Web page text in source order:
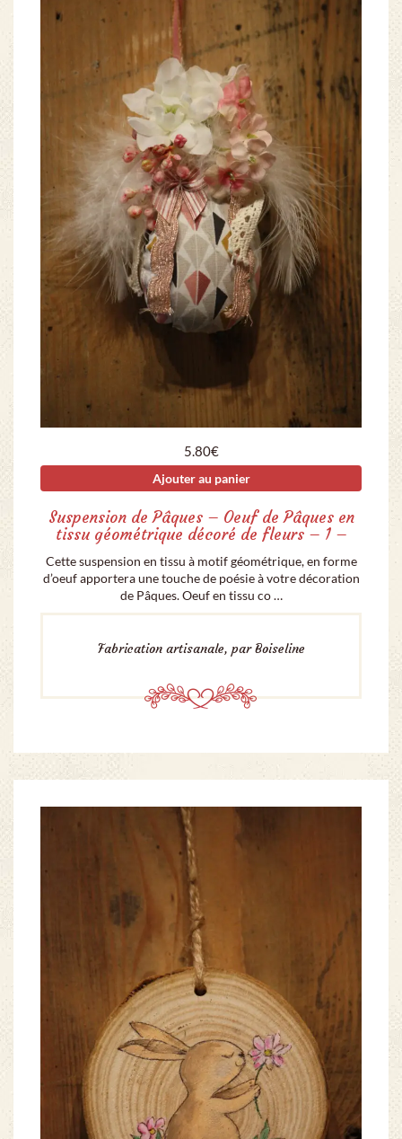
5.80€
Ajouter au panier
Suspension de Pâques – Oeuf de Pâques en
tissu géométrique décoré de fleurs – 1 –
Cette suspension en tissu à motif géométrique, en forme
d’oeuf apportera une touche de poésie à votre décoration
de Pâques. Oeuf en tissu co …
Fabrication artisanale, par Boiseline